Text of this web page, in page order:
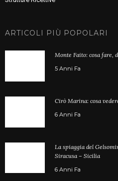
ARTICOLI PIÙ POPOLARI
Monte Faito: cosa fare,
5 Anni Fa
Cirò Marina: cosa
6 Anni Fa
La spiaggia del
Siracusa – Sicilia
6 Anni Fa